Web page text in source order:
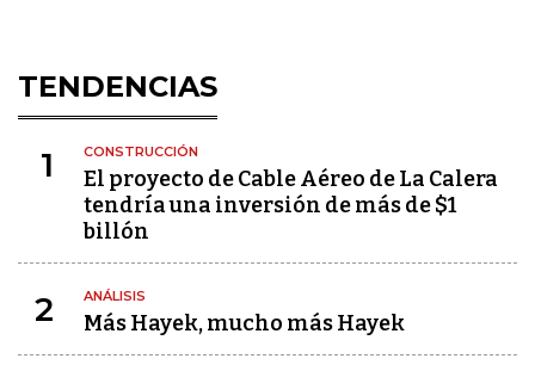
TENDENCIAS
1 CONSTRUCCIÓN
El proyecto de Cable Aéreo de La Calera
tendría una inversión de más de $1
billón
2 ANÁLISIS
Más Hayek, mucho más Hayek